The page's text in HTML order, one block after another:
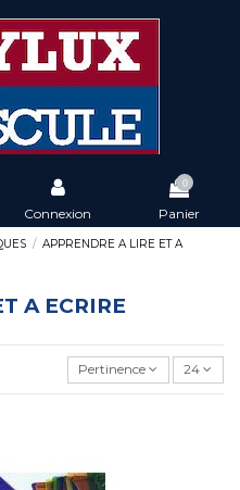
Connexion
0
Panier
APPRENDRE A LIRE ET A
A ECRIRE
Pertinence 24